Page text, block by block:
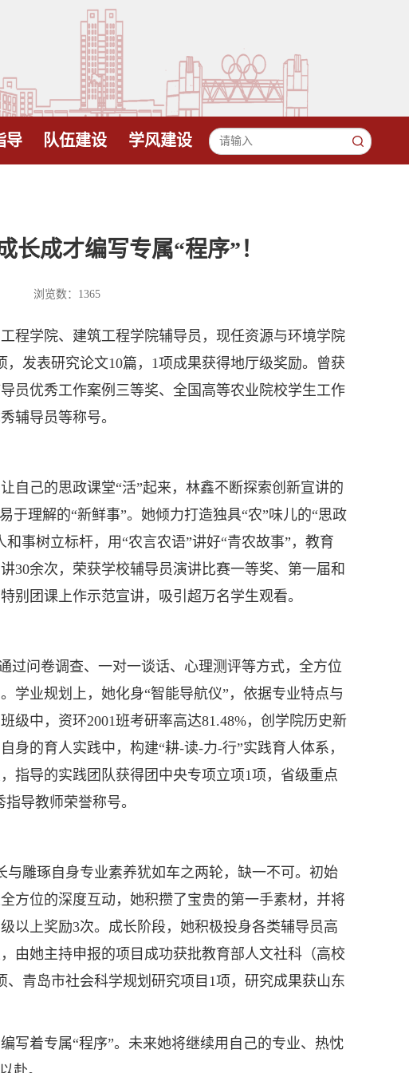
导 队伍建设 学风建设
成才编写专属“程序”！
浏览数： 1365
学院、建筑工程学院辅导员，现任资源与环境学院
发表研究论文10篇，1项成果获得地厅级奖励。曾获
员优秀工作案例三等奖、全国高等农业院校学生工作
辅导员等称号。
己的思政课堂“活”起来，林鑫不断探索创新宣讲的
于理解的“新鲜事”。她倾力打造独具“农”味儿的“思政
事树立标杆，用“农言农语”讲好“青农故事”，教育
30余次，荣获学校辅导员演讲比赛一等奖、第一届和
别团课上作示范宣讲，吸引超万名学生观看。
问卷调查、一对一谈话、心理测评等方式，全方位
学业规划上，她化身“智能导航仪”，依据专业特点与
级中，资环2001班考研率高达81.48%，创学院历史新
的育人实践中，构建“耕-读-力-行”实践育人体系，
指导的实践团队获得团中央专项立项1项，省级重点
导教师荣誉称号。
雕琢自身专业素养犹如车之两轮，缺一不可。初始
方位的深度互动，她积攒了宝贵的第一手素材，并将
以上奖励3次。成长阶段，她积极投身各类辅导员高
由她主持申报的项目成功获批教育部人文社科（高校
青岛市社会科学规划研究项目1项，研究成果获山东
着专属“程序”。未来她将继续用自己的专业、热忱